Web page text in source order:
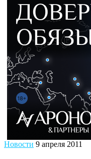
Новости 9 апреля 2011